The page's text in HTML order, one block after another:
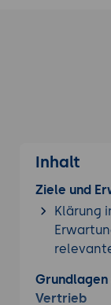
Inhalt
Ziele und
Klärung
Grundlagen
Vertrieb